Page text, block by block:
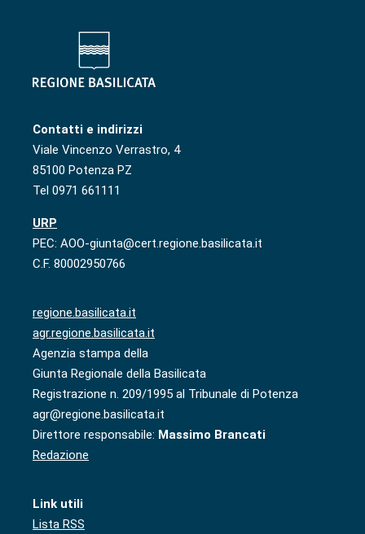
Contatti e indirizzi
Viale Vincenzo Verrastro, 4
85100 Potenza PZ
Tel 0971 661111
URP
PEC: AOO-giunta@cert.regione.basilicata.it
C.F. 80002950766
regione.basilicata.it
agr.regione.basilicata.it
Agenzia stampa della
Giunta Regionale della Basilicata
Registrazione n. 209/1995 al Tribunale di Potenza
agr@regione.basilicata.it
Direttore responsabile: Massimo Brancati
Redazione
Link utili
Lista RSS